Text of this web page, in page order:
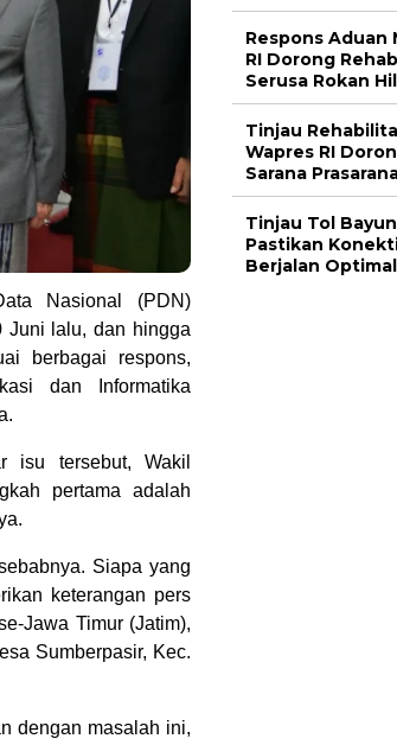
Nasional (PDN)
Juni lalu, dan hingga
berbagai respons,
dan Informatika
isu tersebut, Wakil
pertama adalah
Siapa yang
keterangan pers
Jawa Timur (Jatim),
Sumberpasir, Kec.
dengan masalah ini,
Respons Aduan
RI Dorong
Serusa Rokan
Tinjau
Wapres RI
Sarana
Tinjau Tol
Pastikan
Berjalan Optimal